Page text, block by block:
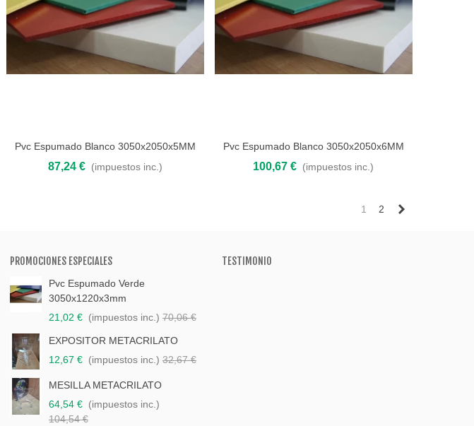
Añadir al carrito
Pvc Espumado Blanco 3050x2050x5MM
87,24 € (impuestos inc.)
Añadir al carrito
Pvc Espumado Blanco 3050x2050x6MM
100,67 € (impuestos inc.)
1 2
PROMOCIONES ESPECIALES
Pvc Espumado Verde
3050x1220x3mm
21,02 € (impuestos inc.) 70,06 €
EXPOSITOR METACRILATO
12,67 € (impuestos inc.) 32,67 €
MESILLA METACRILATO
64,54 € (impuestos inc.)
104,54 €
TESTIMONIO